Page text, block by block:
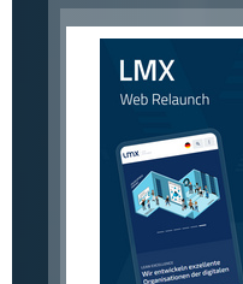
philosophie
referenzen